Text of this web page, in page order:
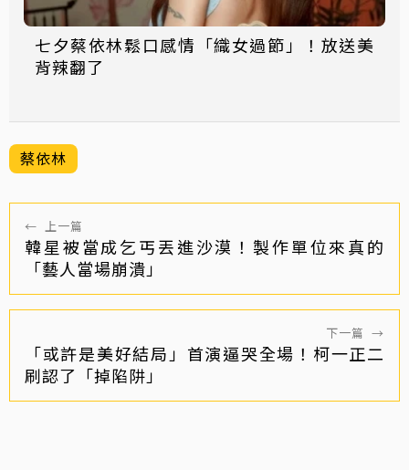
七夕蔡依林鬆口感情「織女過節」！放送美
背辣翻了
蔡依林
← 上一篇
韓星被當成乞丐丟進沙漠！製作單位來真的
「藝人當場崩潰」
下一篇 →
「或許是美好結局」首演逼哭全場！柯一正二
刷認了「掉陷阱」